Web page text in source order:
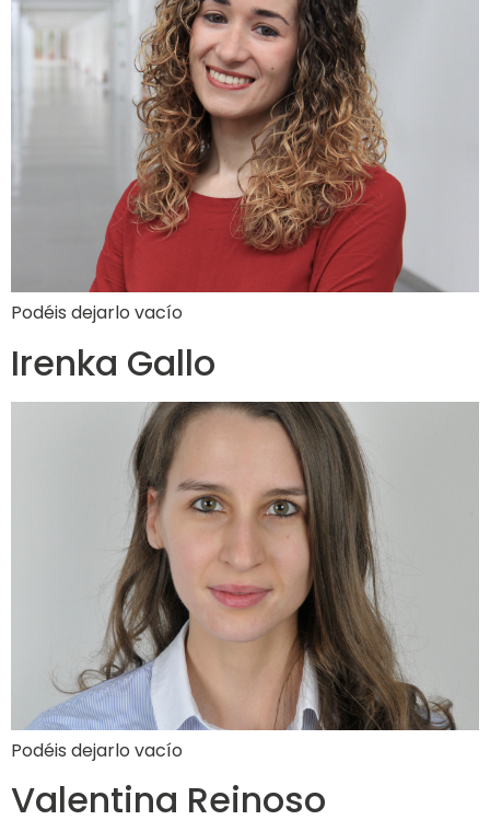
Podéis dejarlo vacío
Irenka Gallo
Podéis dejarlo vacío
Valentina Reinoso